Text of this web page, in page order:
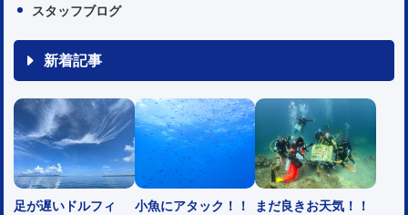
スタッフブログ
新着記事
足が遅いドルフィ
小魚にアタック！！ まだ良きお天気！！